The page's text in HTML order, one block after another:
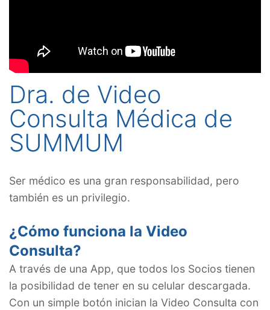
Dra. de Video
Consulta Médica de
SUMMUM
Ser médico es una gran responsabilidad, pero
también es un privilegio.
¿Cómo funciona la Video
Consulta?
A través de una App, que todos los Socios tienen
la posibilidad de tener en su celular descargada.
Con un simple botón inician la Video Consulta con